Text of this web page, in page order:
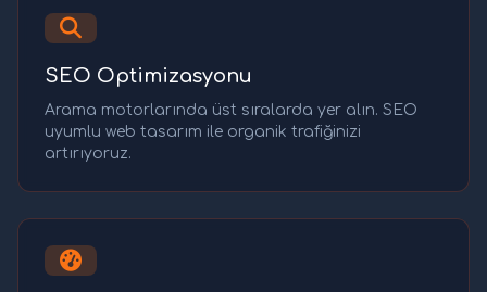
SEO Optimizasyonu
Arama motorlarında üst sıralarda yer alın. SEO
uyumlu web tasarım ile organik trafiğinizi
artırıyoruz.